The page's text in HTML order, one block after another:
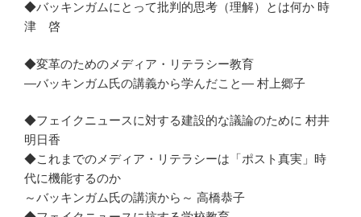
◆バッキンガムにとって批判的思考（理解）とは何か 時
津 啓
◆変革のためのメディア・リテラシー教育
―バッキンガム氏の講義から学んだこと― 村上郷子
◆フェイクニュースに対する建設的な議論のために 村井
明日香
◆これまでのメディア・リテラシーは「ポスト真実」時
代に機能するのか
～バッキンガム氏の講演から～ 高橋恭子